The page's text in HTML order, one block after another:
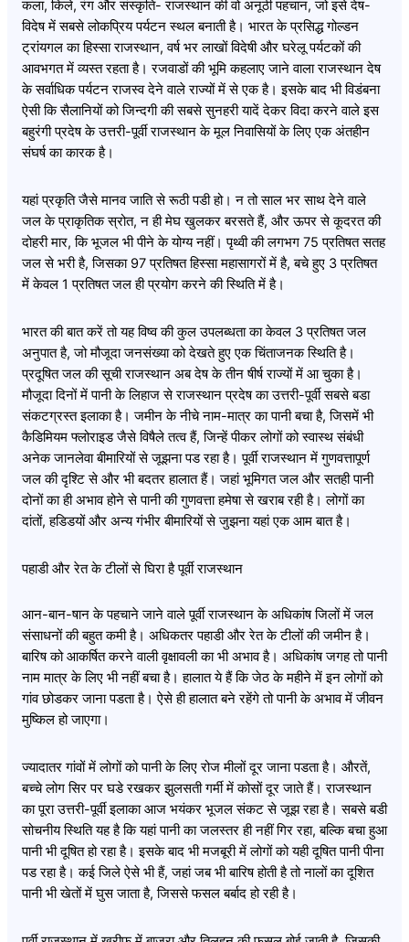
कला, किले, रंग और संस्कृति- राजस्थान की वो अनूठी पहचान, जो इसे देष-
विदेष में सबसे लोकप्रिय पर्यटन स्थल बनाती है। भारत के प्रसिद्ध गोल्डन
ट्रांयगल का हिस्सा राजस्थान, वर्ष भर लाखों विदेषी और घरेलू पर्यटकों की
आवभगत में व्यस्त रहता है। रजवाडों की भूमि कहलाए जाने वाला राजस्थान देष
के सर्वाधिक पर्यटन राजस्व देने वाले राज्यों में से एक है। इसके बाद भी विडंबना
ऐसी कि सैलानियों को जिन्दगी की सबसे सुनहरी यादें देकर विदा करने वाले इस
बहुरंगी प्रदेष के उत्तरी-पूर्वी राजस्थान के मूल निवासियों के लिए एक अंतहीन
संघर्ष का कारक है।
यहां प्रकृति जैसे मानव जाति से रूठी पडी हो। न तो साल भर साथ देने वाले
जल के प्राकृतिक स्रोत, न ही मेघ खुलकर बरसते हैं, और ऊपर से कूदरत की
दोहरी मार, कि भूजल भी पीने के योग्य नहीं। पृथ्वी की लगभग 75 प्रतिषत सतह
जल से भरी है, जिसका 97 प्रतिषत हिस्सा महासागरों में है, बचे हुए 3 प्रतिषत
में केवल 1 प्रतिषत जल ही प्रयोग करने की स्थिति में है।
भारत की बात करें तो यह विष्व की कुल उपलब्धता का केवल 3 प्रतिषत जल
अनुपात है, जो मौजूदा जनसंख्या को देखते हुए एक चिंताजनक स्थिति है।
प्रदूषित जल की सूची राजस्थान अब देष के तीन षीर्ष राज्यों में आ चुका है।
मौजूदा दिनों में पानी के लिहाज से राजस्थान प्रदेष का उत्तरी-पूर्वी सबसे बडा
संकटग्रस्त इलाका है। जमीन के नीचे नाम-मात्र का पानी बचा है, जिसमें भी
कैडिमियम फ्लोराइड जैसे विषैले तत्व हैं, जिन्हें पीकर लोगों को स्वास्थ संबंधी
अनेक जानलेवा बीमारियों से जूझना पड रहा है। पूर्वी राजस्थान में गुणवत्तापूर्ण
जल की दृश्टि से और भी बदतर हालात हैं। जहां भूमिगत जल और सतही पानी
दोनों का ही अभाव होने से पानी की गुणवत्ता हमेषा से खराब रही है। लोगों का
दांतों, हडिडयों और अन्य गंभीर बीमारियों से जुझना यहां एक आम बात है।
पहाडी और रेत के टीलों से घिरा है पूर्वी राजस्थान
आन-बान-षान के पहचाने जाने वाले पूर्वी राजस्थान के अधिकांष जिलों में जल
संसाधनों की बहुत कमी है। अधिकतर पहाडी और रेत के टीलों की जमीन है।
बारिष को आकर्षित करने वाली वृक्षावली का भी अभाव है। अधिकांष जगह तो पानी
नाम मात्र के लिए भी नहीं बचा है। हालात ये हैं कि जेठ के महीने में इन लोगों को
गांव छोडकर जाना पडता है। ऐसे ही हालात बने रहेंगे तो पानी के अभाव में जीवन
मुष्किल हो जाएगा।
ज्यादातर गांवों में लोगों को पानी के लिए रोज मीलों दूर जाना पडता है। औरतें,
बच्चे लोग सिर पर घडे रखकर झुलसती गर्मी में कोसों दूर जाते हैं। राजस्थान
का पूरा उत्तरी-पूर्वी इलाका आज भयंकर भूजल संकट से जूझ रहा है। सबसे बडी
सोचनीय स्थिति यह है कि यहां पानी का जलस्तर ही नहीं गिर रहा, बल्कि बचा हुआ
पानी भी दूषित हो रहा है। इसके बाद भी मजबूरी में लोगों को यही दूषित पानी पीना
पड रहा है। कई जिले ऐसे भी हैं, जहां जब भी बारिष होती है तो नालों का दूशित
पानी भी खेतों में घुस जाता है, जिससे फसल बर्बाद हो रही है।